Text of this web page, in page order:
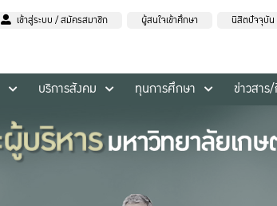
เข้าสู่ระบบ / สมัครสมาชิก ผู้สนใจเข้าศึกษา นิสิตปัจจุบัน
บริการสังคม ทุนการศึกษา ข่าวสาร